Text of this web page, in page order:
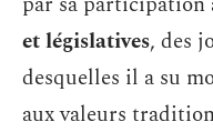
et législatives, des
desquelles il a su
aux valeurs